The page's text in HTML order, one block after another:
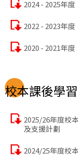
2024 - 2025年度
2022 - 2023年度
2020 - 2021年度
校本課後學
2025/26年度校
及支援計劃
2024/25年度校